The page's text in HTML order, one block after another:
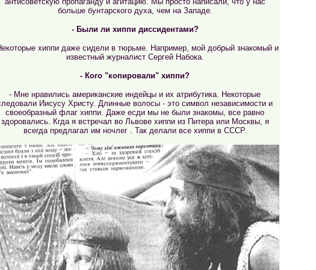
больше бунтарского духа, чем на Западе.
- Были ли хиппи диссидентами?
хиппи даже сидели в тюрьме. Например, мой добрый знакомый и
известный журналист Сергей Набока.
- Кого "копировали" хиппи?
- Мне нравились американские индейцы и их атрибутика. Некоторые
Иисусу Христу. Длинные волосы - это символ независимости и
своеобразный флаг хиппи. Даже есди мы не были знакомы, все равно
здоровались. Кгда я встречал во Львове хиппи из Питера или Москвы, я
всегда предлагал им ночлег . Так делали все хиппи в СССР.